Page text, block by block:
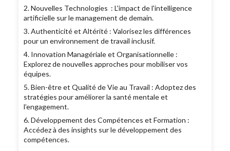
2. Nouvelles Technologies : L'impact de l'intelligence
artificielle sur le management de demain.
3. Authenticité et Altérité : Valorisez les différences
pour un environnement de travail inclusif.
4. Innovation Managériale et Organisationnelle :
Explorez de nouvelles approches pour mobiliser vos
équipes.
5. Bien-être et Qualité de Vie au Travail : Adoptez des
stratégies pour améliorer la santé mentale et
l’engagement.
6. Développement des Compétences et Formation :
Accédez à des insights sur le développement des
compétences.